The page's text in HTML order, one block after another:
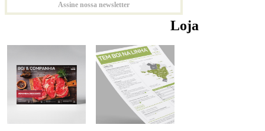
Assine nossa newsletter
Loja